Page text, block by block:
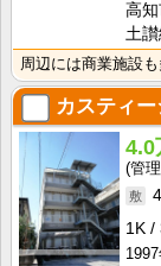
高知
土
カスティー
4.0
1K